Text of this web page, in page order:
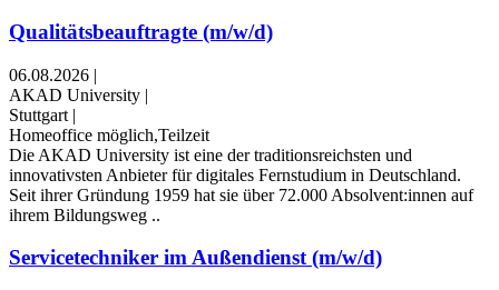
Qualitätsbeauftragte (m/w/d)
06.08.2026 |
AKAD University |
Stuttgart |
Homeoffice möglich,Teilzeit
Die AKAD University ist eine der traditionsreichsten und
innovativsten Anbieter für digitales Fernstudium in Deutschland.
Seit ihrer Gründung 1959 hat sie über 72.000 Absolvent:innen auf
ihrem Bildungsweg ..
Servicetechniker im Außendienst (m/w/d)